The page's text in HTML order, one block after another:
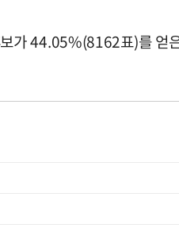
44.05%(8162표)를 얻